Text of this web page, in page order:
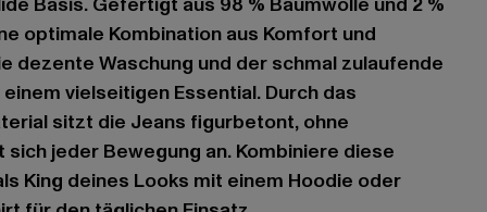
optimale Kombination aus Komfort und
dezente Waschung und der schmal zulaufende
vielseitigen Essential. Durch das
sitzt die Jeans figurbetont, ohne
sich jeder Bewegung an. Kombiniere diese
King deines Looks mit einem Hoodie oder